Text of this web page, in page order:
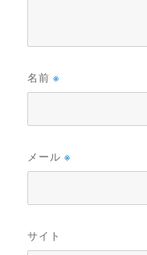
名前※
メール※
サイト